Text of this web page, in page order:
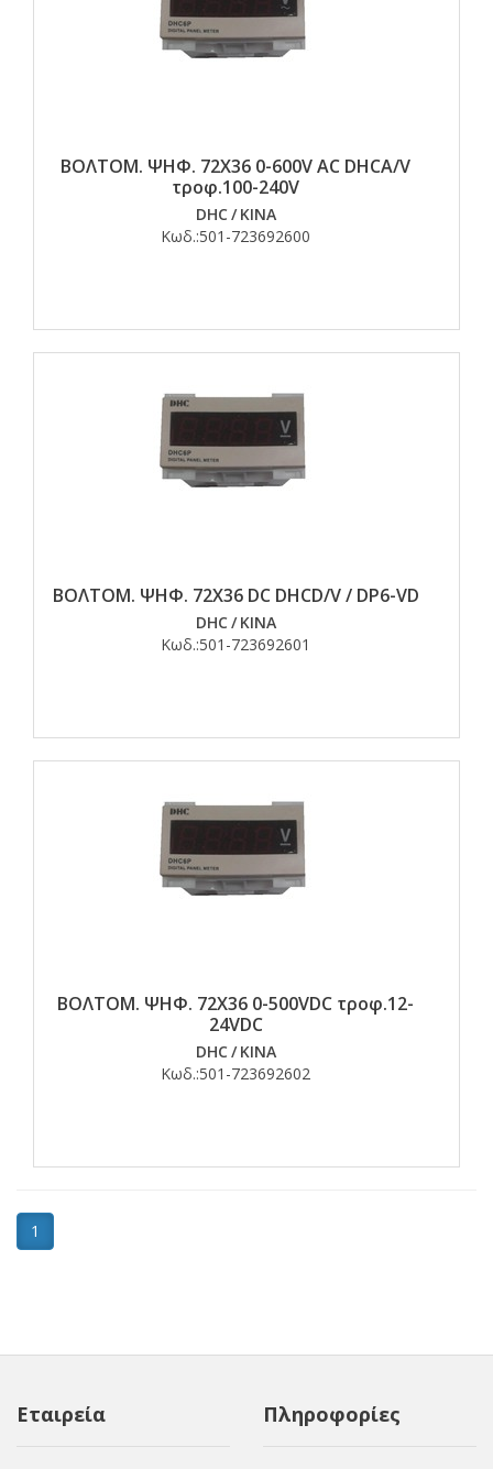
ΒΟΛΤΟΜ. ΨΗΦ. 72Χ36 0-600V AC DHCA/V
τροφ.100-240V
DHC/ ΚΙΝΑ
Κωδ.:501-723692600
ΒΟΛΤΟΜ. ΨΗΦ. 72Χ36 DC DHCD/V / DP6-VD
DHC/ ΚΙΝΑ
Κωδ.:501-723692601
ΒΟΛΤΟΜ. ΨΗΦ. 72Χ36 0-500VDC τροφ.12-
24VDC
DHC/ ΚΙΝΑ
Κωδ.:501-723692602
1
Εταιρεία Πληροφορίες